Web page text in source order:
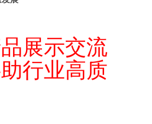
展示交流
行业高质